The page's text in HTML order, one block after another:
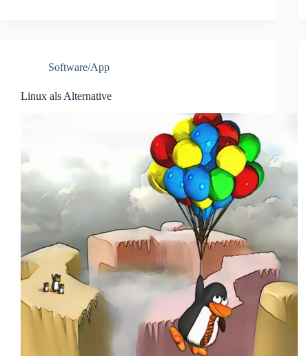
Software/App
Linux als Alternative